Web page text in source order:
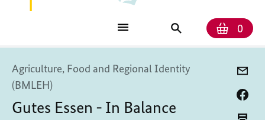
Search
publications
0
Agriculture, Food and Regional Identity
(BMLEH)
Gutes Essen - In Balance